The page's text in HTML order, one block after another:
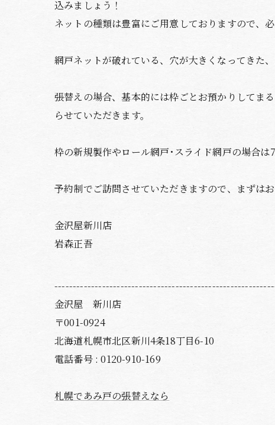
込みましょう！
ネットの種類は豊富にご用意しておりますので、
網戸ネットが破れている、穴が大きくなってきた
張替えの場合、基本的には枠ごとお預かりしてま
らせていただきます。
枠の新規製作やロール網戸･スライド網戸の場合は
予約制でご訪問させていただきますので、まずは
金沢屋新川店
岩森正吾
金沢屋 新川店
〒001-0924
北海道札幌市北区新川4条18丁目6-10
電話番号 : 0120-910-169
札幌であみ戸の張替えなら